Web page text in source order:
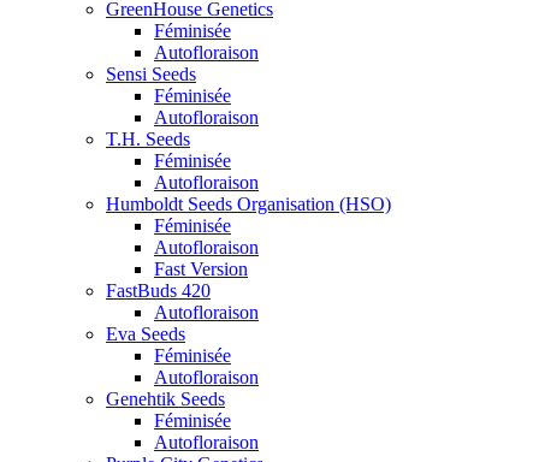
GreenHouse Genetics
Féminisée
Autofloraison
Sensi Seeds
Féminisée
Autofloraison
T.H. Seeds
Féminisée
Autofloraison
Humboldt Seeds Organisation (HSO)
Féminisée
Autofloraison
Fast Version
FastBuds 420
Autofloraison
Eva Seeds
Féminisée
Autofloraison
Genehtik Seeds
Féminisée
Autofloraison